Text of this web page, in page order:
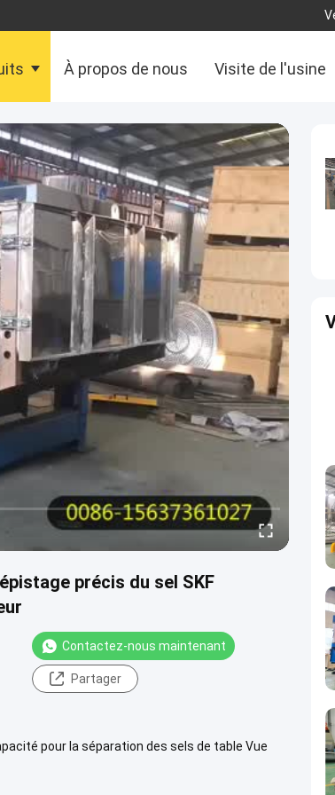
À propos de nous Visite de l'usine
précis du sel SKF
Contactez-nous maintenant
Partager
pour la séparation des sels de table Vue